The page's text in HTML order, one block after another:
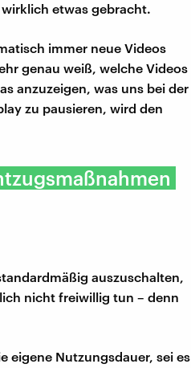
etwas gebracht.
immer neue Videos
genau weiß, welche Videos
anzuzeigen, was uns bei der
zu pausieren, wird den
auszuschalten,
nicht freiwillig tun – denn
eigene Nutzungsdauer, sei es